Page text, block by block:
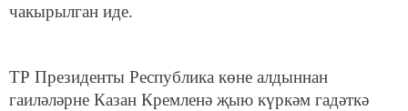
чакырылган иде.
ТР Президенты Республика көне алдыннан
гаиләләрне Казан Кремленә җыю күркәм гадәткә